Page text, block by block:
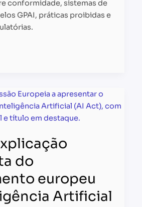
conformidade, sistemas de
GPAI, práticas proibidas e
do
europeu
Artificial